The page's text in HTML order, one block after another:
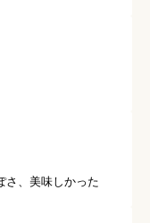
さ、美味しかった